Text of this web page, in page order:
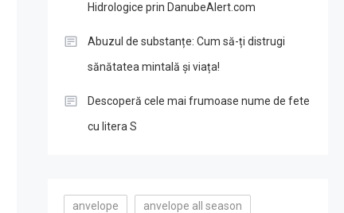
Hidrologice prin DanubeAlert.com
Abuzul de substanțe: Cum să-ți distrugi
sănătatea mintală și viața!
Descoperă cele mai frumoase nume de fete
cu litera S
anvelope anvelope all season